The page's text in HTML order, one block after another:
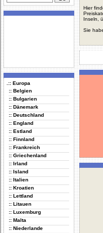
.:: Europa
:: Belgien
:: Bulgarien
:: Dänemark
:: Deutschland
:: England
:: Estland
:: Finnland
:: Frankreich
:: Griechenland
:: Irland
:: Island
:: Italien
:: Kroatien
:: Lettland
:: Litauen
:: Luxemburg
:: Malta
:: Niederlande
Hier
Inseln,
Sie